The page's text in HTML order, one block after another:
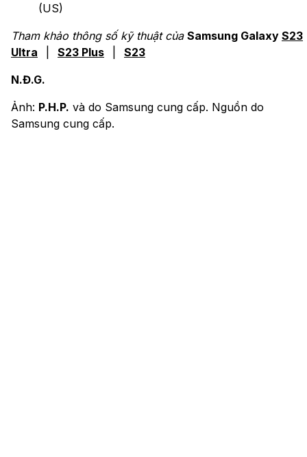
(US)
Tham khảo thông số kỹ thuật của Samsung Galaxy S23
Ultra
S23 Plus
S23
N.Đ.G.
Ảnh: P.H.P. và do Samsung cung cấp. Nguồn do
Samsung cung cấp.